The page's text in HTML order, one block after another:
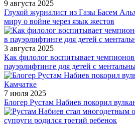
9 августа 2025
Глухой журналист из Газы Басем
миру о войне через язык жестов
3 августа 2025
Как филолог воспитывает
пауэрлифтинге для детей с
7 июля 2025
Блогер Рустам Набиев покорил